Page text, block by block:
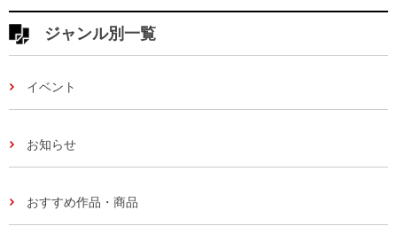
ジャンル別一覧
イベント
お知らせ
おすすめ作品・商品